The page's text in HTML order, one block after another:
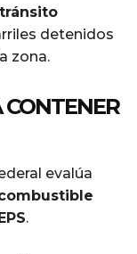
detenidos
zona.
CONTENER
evalúa
.